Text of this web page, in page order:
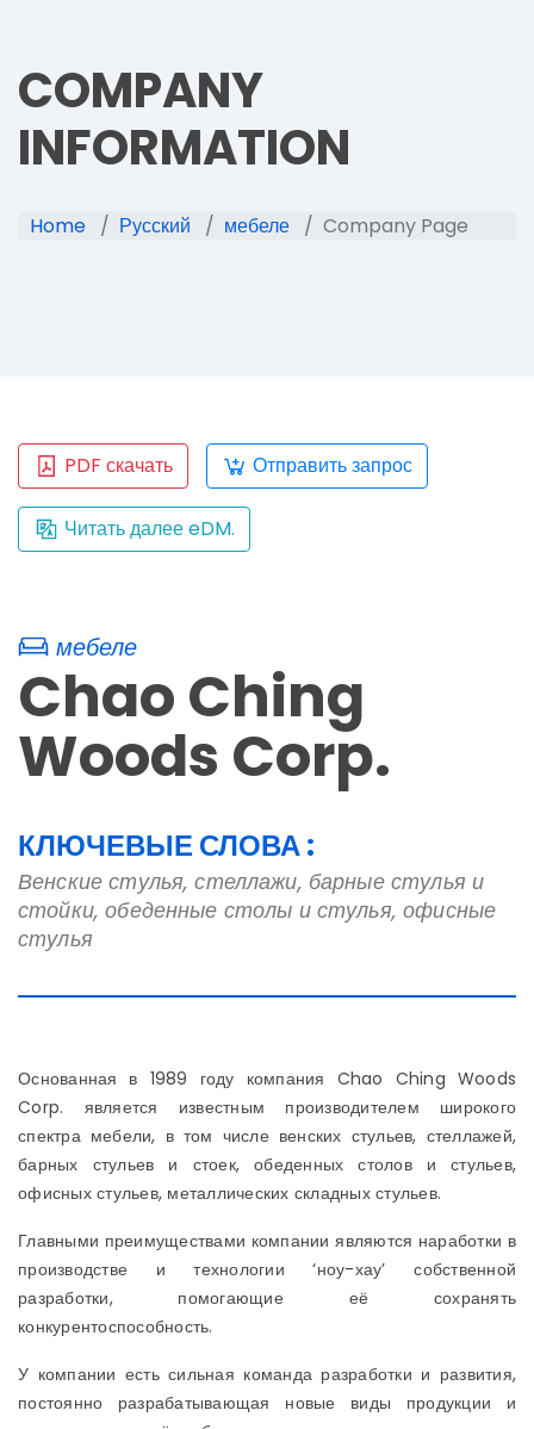
COMPANY
INFORMATION
Home Русский мебеле Company Page
PDF скачать Отправить запрос
Читать далее eDM.
мебеле
Chao Ching
Woods Corp.
КЛЮЧЕВЫЕ СЛОВА :
Венские стулья, стеллажи, барные стулья и
стойки, обеденные столы и стулья, офисные
стулья
Основанная в 1989 году компания Chao Ching Woods
Corp. является известным производителем широкого
спектра мебели, в том числе венских стульев, стеллажей,
барных стульев и стоек, обеденных столов и стульев,
офисных стульев, металлических складных стульев.
Главными преимуществами компании являются наработки в
производстве и технологии ‘ноу-хау’ собственной
разработки, помогающие её сохранять
конкурентоспособность.
У компании есть сильная команда разработки и развития,
постоянно разрабатывающая новые виды продукции и